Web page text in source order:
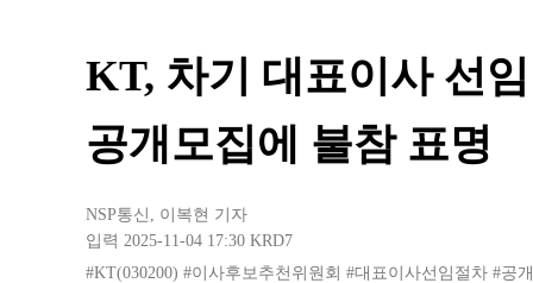
KT, 차기 대표이사 선
공개모집에 불참 표명
NSP통신 , 이복현 기자
입력 2025-11-04 17:30 KRD7
#KT(030200) #이사후보추천위원회 #대표이사선임절차 #공